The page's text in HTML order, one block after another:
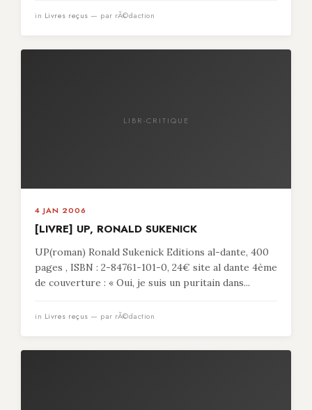
in Livres reçus — par rÃ©daction
LIBR-CRITIQUE
4 JAN 2006
[LIVRE] UP, RONALD SUKENICK
UP(roman) Ronald Sukenick Editions al-dante, 400
pages , ISBN : 2-84761-101-0, 24€ site al dante 4ème
de couverture : « Oui, je suis un puritain dans...
in Livres reçus — par rÃ©daction